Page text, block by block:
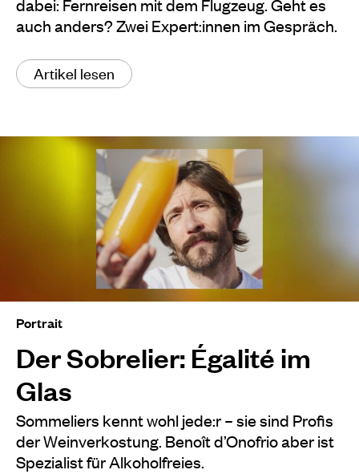
dabei: Fernreisen mit dem Flugzeug. Geht es
auch anders? Zwei Expert:innen im Gespräch.
Artikel lesen
Portrait
Der Sobrelier: Égalité im
Glas
Sommeliers kennt wohl jede:r – sie sind Profis
der Weinverkostung. Benoît d’Onofrio aber ist
Spezialist für Alkoholfreies.